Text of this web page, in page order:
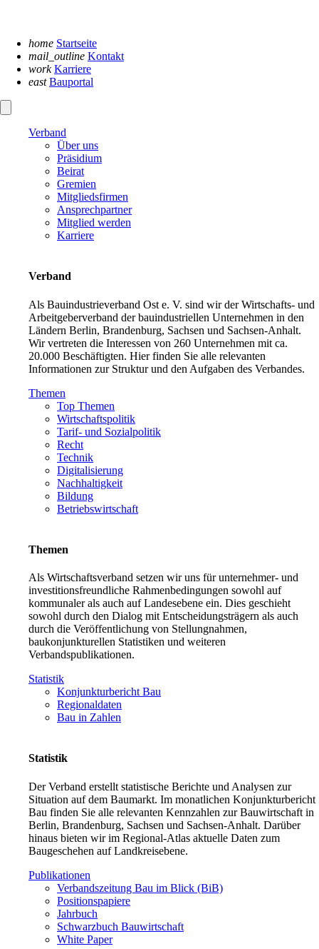
home Startseite
mail_outline Kontakt
work Karriere
east Bauportal
Verband
Über uns
Präsidium
Beirat
Gremien
Mitgliedsfirmen
Ansprechpartner
Mitglied werden
Karriere
Verband
Als Bauindustrieverband Ost e. V. sind wir der Wirtschafts- und
Arbeitgeberverband der bauindustriellen Unternehmen in den
Ländern Berlin, Brandenburg, Sachsen und Sachsen-Anhalt.
Wir vertreten die Interessen von 260 Unternehmen mit ca.
20.000 Beschäftigten. Hier finden Sie alle relevanten
Informationen zur Struktur und den Aufgaben des Verbandes.
Themen
Top Themen
Wirtschaftspolitik
Tarif- und Sozialpolitik
Recht
Technik
Digitalisierung
Nachhaltigkeit
Bildung
Betriebswirtschaft
Themen
Als Wirtschaftsverband setzen wir uns für unternehmer- und
investitionsfreundliche Rahmenbedingungen sowohl auf
kommunaler als auch auf Landesebene ein. Dies geschieht
sowohl durch den Dialog mit Entscheidungsträgern als auch
durch die Veröffentlichung von Stellungnahmen,
baukonjunkturellen Statistiken und weiteren
Verbandspublikationen.
Statistik
Konjunkturbericht Bau
Regionaldaten
Bau in Zahlen
Statistik
Der Verband erstellt statistische Berichte und Analysen zur
Situation auf dem Baumarkt. Im monatlichen Konjunkturbericht
Bau finden Sie alle relevanten Kennzahlen zur Bauwirtschaft in
Berlin, Brandenburg, Sachsen und Sachsen-Anhalt. Darüber
hinaus bieten wir im Regional-Atlas aktuelle Daten zum
Baugeschehen auf Landkreisebene.
Publikationen
Verbandszeitung Bau im Blick (BiB)
Positionspapiere
Jahrbuch
Schwarzbuch Bauwirtschaft
White Paper